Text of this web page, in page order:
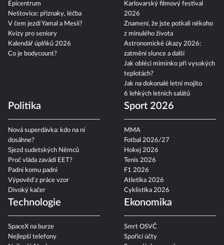
Epicentrum
Neštovice: příznaky, léčba
V čem jezdí Yamal a Mesii?
Kvízy pro seniory
Kalendář úplňků 2026
Co je bodycount?
Karlovarský filmový festival
2026
Znamení, že jste potkali někoho
z minulého života
Astronomické úkazy 2026:
zatmění slunce a další
Jak obléci miminko při vysokých
teplotách?
Jak na dokonalé letní mojito
6 lehkých letních salátů
Politika
Nová superdávka: kdo na ní
dosáhne?
Sjezd sudetských Němců
Proč vláda zavádí EET?
Padni komu padni
Výpověď z práce vzor
Divoký kačer
Sport 2026
MMA
Fotbal 2026/27
Hokej 2026
Tenis 2026
F1 2026
Atletika 2026
Cyklistika 2026
Technologie
SpaceX na burze
Nejlepší telefony
Ekonomika
Smrt OSVČ
Spořicí účty